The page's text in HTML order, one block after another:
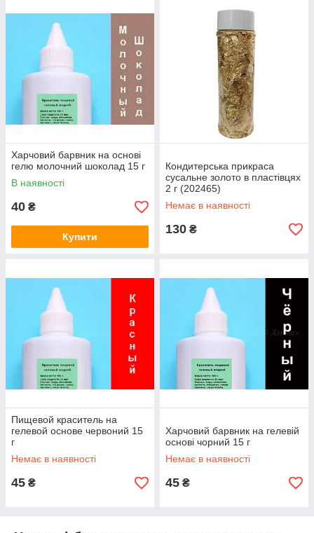
Харчовий барвник на основі
гелю молочний шоколад 15 г
В наявності
40 ₴
Купити
Кондитерська прикраса
сусальне золото в пластівцях
2 г (202465)
Немає в наявності
130 ₴
Пищевой краситель на
гелевой основе червоний 15
г
Немає в наявності
45 ₴
Харчовий барвник на гелевій
основі чорний 15 г
Немає в наявності
45 ₴